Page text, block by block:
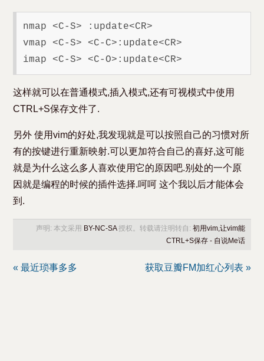
nmap <C-S> :update<CR>
vmap <C-S> <C-C>:update<CR>
这样就可以在普通模式,插入模式,还有可视模式中使用
CTRL+S保存文件了.
另外 使用vim的好处,我发现就是可以按照自己的习惯对所
有的按键进行重新映射.可以更加符合自己的喜好,这可能
就是为什么这么多人喜欢使用它的原因吧.别处的一个原
因就是编程的时候的插件选择.呵呵 这个我以后才能体会
到.
声明: 本文采用 BY-NC-SA授权。转载请注明转自: 初用vim,让vim能
CTRL+S保存 - 自说Me话
« 最近琐事多多 获取豆瓣FM加红心列表 »